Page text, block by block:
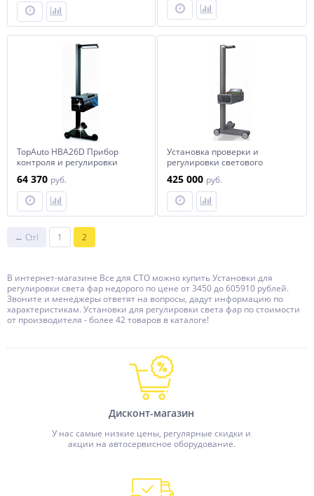
TopAuto HBA26D Прибор
контроля и регулировки
64 370 руб.
Установка проверки и
регулировки светового
425 000 руб.
← Ctrl 1 2
В интернет-магазине Все для СТО можно купить Установки для
регулировки света фар недорого по цене от 3450 до 605910 рублей.
Звоните и менеджеры ответят на вопросы, дадут информацию по
характеристикам. Установки для регулировки света фар по стоимости
от производителя - более 42 товаров в каталоге!
Дисконт-магазин
У нас самые низкие цены, регулярные скидки и
акции на автосервисное оборудование.